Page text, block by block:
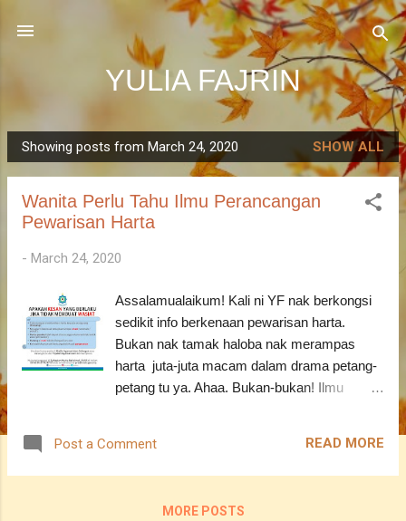
Skip to main content
YULIA FAJRIN
P
o
Showing posts from March 24, 2020 SHOW ALL
Wanita Perlu Tahu Ilmu Perancangan
Pewarisan Harta
- March 24, 2020
Assalamualaikum! Kali ni YF nak berkongsi
sedikit info berkenaan pewarisan harta.
Bukan nak tamak haloba nak merampas
harta juta-juta macam dalam drama petang-
petang tu ya. Ahaa. Bukan-bukan! Ilmu
tahu. Sebab tu, banyak kes-kes di luar sana
yang tidak berapa nak menyebelahi wanita
Post a Comment READ MORE
MORE POSTS